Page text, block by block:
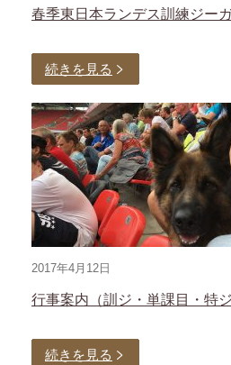
春季東日本ランデス訓練ジー
続きを見る
2017年4月12日
行事案内（訓ジ・単課目・特
続きを見る